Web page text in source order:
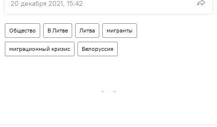
20 декабря 2021, 15:42
Общество В Литве Литва мигранты
миграционный кризис Белоруссия